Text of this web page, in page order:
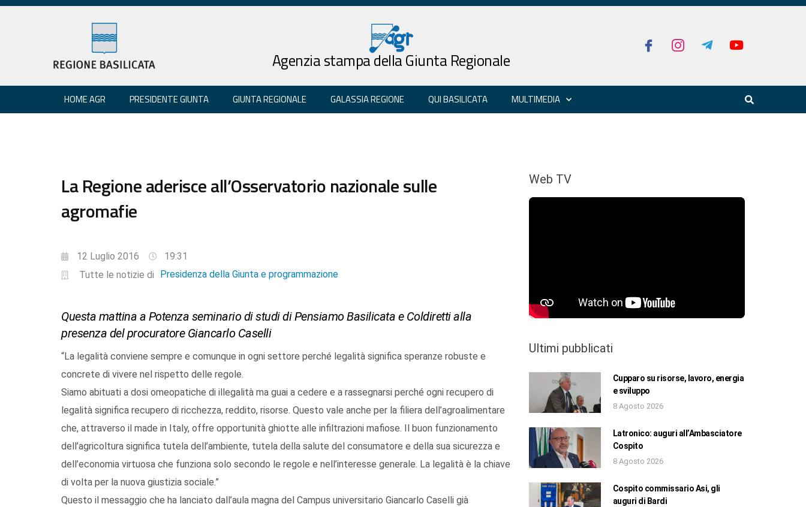
Agenzia stampa della Giunta Regionale
HOME AGR PRESIDENTE GIUNTA GIUNTA REGIONALE GALASSIA REGIONE QUI BASILICATA MULTIMEDIA
La Regione aderisce all’Osservatorio nazionale sulle
agromafie
12 Luglio 2016
19:31
Tutte le notizie di
Presidenza della Giunta e programmazione
Questa mattina a Potenza seminario di studi di Pensiamo Basilicata e Coldiretti alla
presenza del procuratore Giancarlo Caselli
“La legalità conviene sempre e comunque in ogni settore perché legalità significa speranze robuste e
concrete di vivere nel rispetto delle regole.
Siamo abituati a dosi omeopatiche di illegalità ma guai a cedere e a rassegnarsi perché ogni recupero di
legalità significa recupero di ricchezza, reddito, risorse. Questo vale anche per la filiera dell’agroalimentare
che, attraverso il made in Italy, offre opportunità ghiotte alle infiltrazioni mafiose. Il buon funzionamento
dell’agricoltura significa tutela dell’ambiente, tutela della salute del consumatore e della sua sicurezza e
dell’economia virtuosa che funziona solo secondo le regole e nell’interesse generale. La legalità è la chiave
di volta per la nuova giustizia sociale.”
Questo il messaggio che ha lanciato dall’aula magna del Campus universitario Giancarlo Caselli già
Web TV
Ultimi pubblicati
Cupparo su risorse, lavoro, energia
e sviluppo
8 Agosto 2026
Latronico: auguri all’Ambasciatore
Cospito
8 Agosto 2026
Cospito commissario Asi, gli
auguri di Bardi